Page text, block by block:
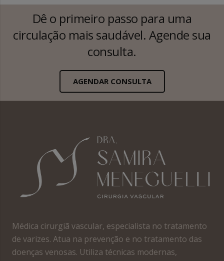
Dê o primeiro passo para uma
circulação mais saudável. Agende sua
consulta.
AGENDAR CONSULTA
Médica cirurgiã vascular, especialista no tratamento
de varizes. Atua na prevenção e no tratamento das
doenças venosas. Utiliza técnicas modernas,